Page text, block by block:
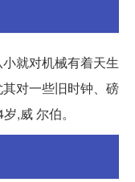
就对机械有着天生
对一些旧时钟、磅
,威 尔伯。